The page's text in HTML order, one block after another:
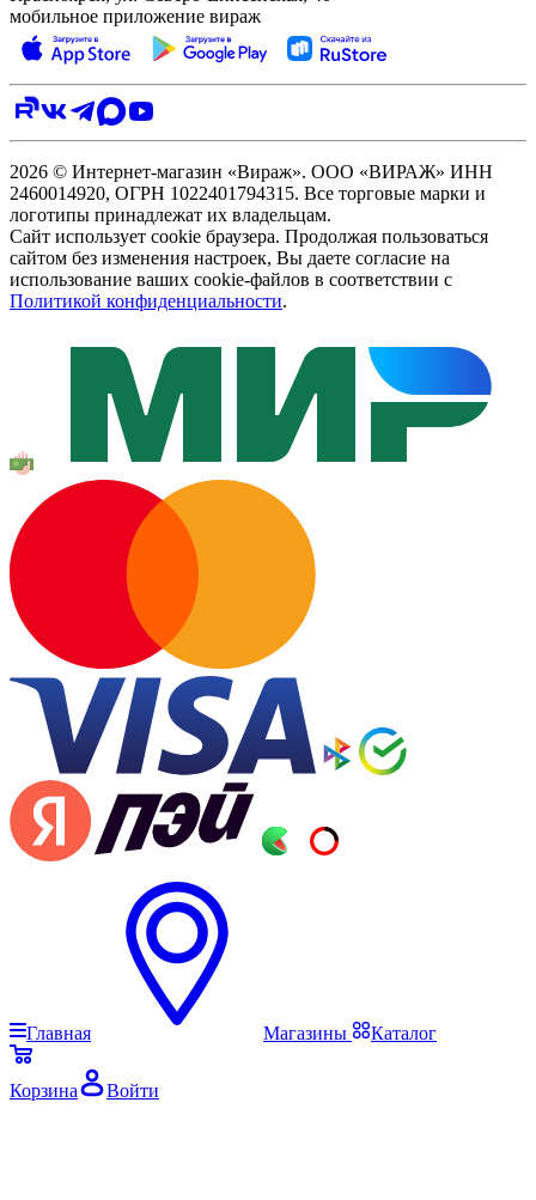
мобильное приложение вираж
2026 © Интернет-магазин «Вираж». ООО «ВИРАЖ» ИНН
2460014920, ОГРН 1022401794315. Все торговые марки и
логотипы принадлежат их владельцам.
Сайт использует cookie браузера. Продолжая пользоваться
сайтом без изменения настроек, Вы даете согласие на
использование ваших cookie-файлов в соответствии с
Политикой конфиденциальности.
Главная Магазины Каталог
Корзина Войти